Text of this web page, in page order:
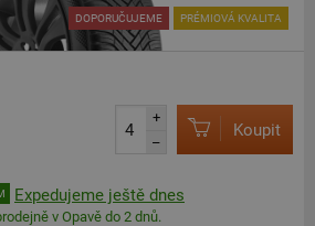
DOPORUČUJEME PRÉMIOVÁ KVALITA
+
–
Koupit
Expedujeme ještě dnes
v Opavě do 2 dnů.